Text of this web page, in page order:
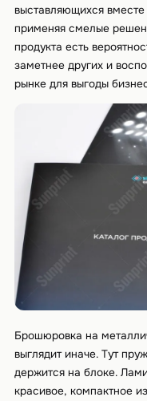
выставляющихся
применяя смелые
продукта есть
заметнее других и
рынке для выгоды
Брошюровка на
выглядит иначе. Тут
держится на блоке.
красивое, компактное